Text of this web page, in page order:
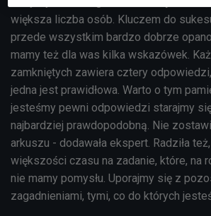
większa liczba osób. Kluczem do
przede wszystkim bardzo dobrze
mamy też dla was kilka wskazówek.
zamkniętych zawiera cztery
jedna jest prawidłowa. Warto o tym
jesteśmy pewni odpowiedzi starajmy
najbardziej prawdopodobną. Nie
arkuszu - dodawała ekspert. Radziła
większości czasu na zadanie, które, na
nie mamy pomysłu. Uporajmy się z
zagadnieniami, tymi, co do których